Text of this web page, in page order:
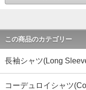
この商品のカテゴリー
長袖シャツ(Long
コーデュロイシャツ